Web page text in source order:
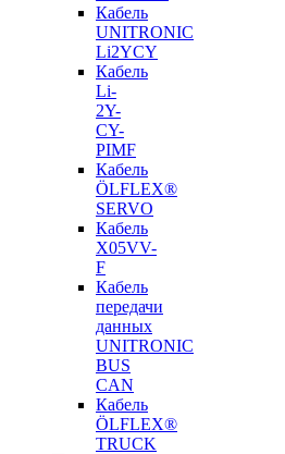
Кабель
UNITRONIC
Li2YCY
Кабель
Li-
2Y-
CY-
PIMF
Кабель
ÖLFLEX®
SERVO
Кабель
X05VV-
F
Кабель
передачи
данных
UNITRONIC
BUS
CAN
Кабель
ÖLFLEX®
TRUCK